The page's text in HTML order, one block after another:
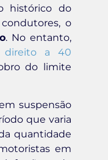
histórico do
o
. No entanto,
direito a 40
do limite
suspensão
que varia
quantidade
em